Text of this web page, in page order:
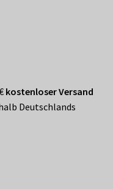
kostenloser Versand
Deutschlands